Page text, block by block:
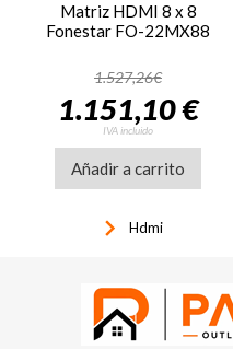
Matriz HDMI 8 x 8
Fonestar FO-22MX88
1.527,26€
1.151,10 €
IVA incluido
Añadir a carrito
keyboard_arrow_right Hdmi